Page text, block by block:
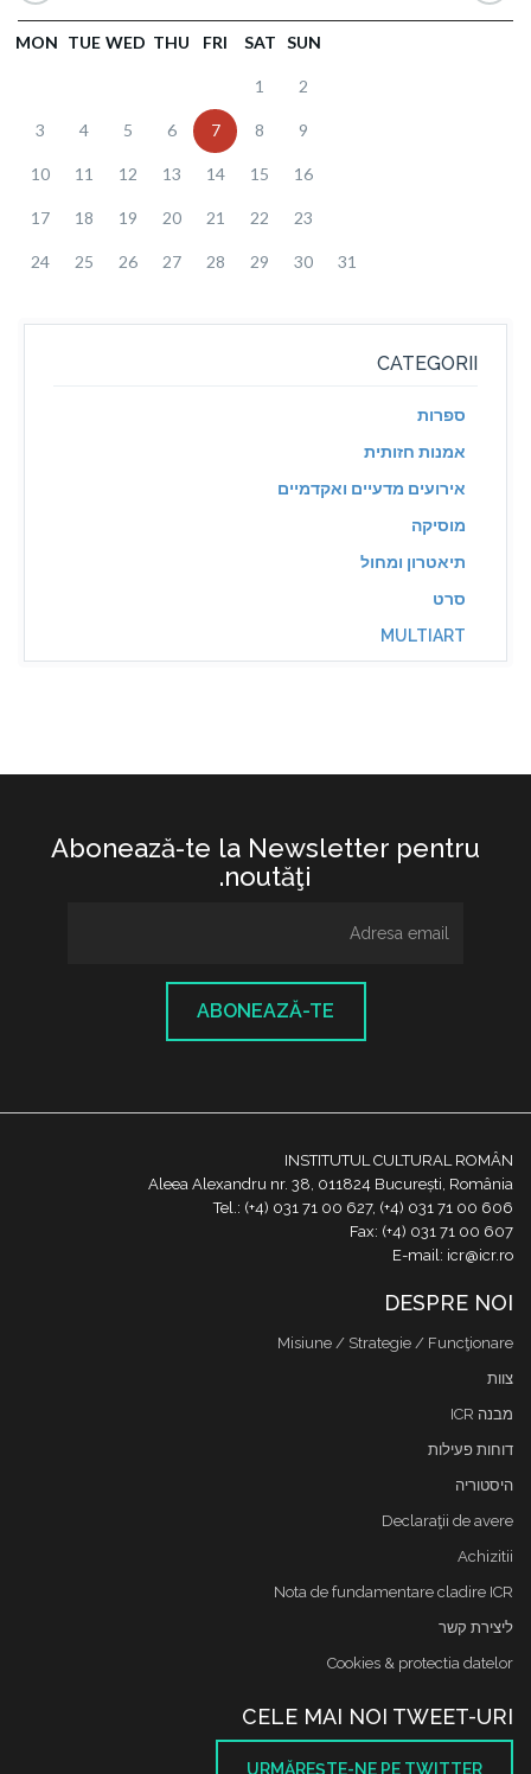
MON TUE WED THU FRI SAT SUN
1 2
3 4 5 6 7 8 9
10 11 12 13 14 15 16
17 18 19 20 21 22 23
24 25 26 27 28 29 30 31
CATEGORII
ספרות
אמנות חזותית
אירועים מדעיים ואקדמיים
מוסיקה
תיאטרון ומחול
סרט
MULTIART
Abonează-te la Newsletter pentru
noutăţi.
ABONEAZĂ-TE
INSTITUTUL CULTURAL ROMÂN
Aleea Alexandru nr. 38, 011824 București, România
Tel.: (+4) 031 71 00 627, (+4) 031 71 00 606
Fax: (+4) 031 71 00 607
E-mail: icr@icr.ro
DESPRE NOI
Misiune / Strategie / Funcţionare
צוות
מבנה ICR
דוחות פעילות
היסטוריה
Declaraţii de avere
Achizitii
Nota de fundamentare cladire ICR
ליצירת קשר
Cookies & protectia datelor
CELE MAI NOI TWEET-URI
URMĂREŞTE-NE PE TWITTER